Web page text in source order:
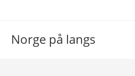
Norge på langs